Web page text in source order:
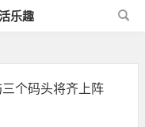
乐趣
个码头将齐上阵